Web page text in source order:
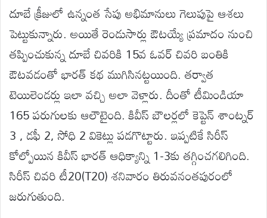
దూబే క్రీజులో ఉన్నంత సేపు అభిమానులు గెలుపుపై ఆశలు
పెట్టుకున్నారు. అయితే రెండుసార్లు ఔటయ్యే ప్రమాదం నుంచి
తప్పించుకున్న దూబే చివరికి 15వ ఓవర్ చివరి బంతికి
ఔటవడంతో భారత్ కథ ముగిసినట్టయింది. తర్వాత
టెయిలెండర్లు ఇలా వచ్చి అలా వెళ్లారు. దీంతో టీమిండియా
165 పరుగులకు ఆలౌటైంది. కివీస్ బౌలర్లలో కెప్టెన్ శాంట్నర్
3 , డఫీ 2, సోధి 2 వికెట్లు పడగొట్టారు. ఇప్పటికే సిరీస్
కోల్పోయిన కివీస్ భారత్ ఆధిక్యాన్ని 1-3కు తగ్గించగలిగింది.
సిరీస్ చివరి టీ20(T20) శనివారం తిరువనంతపురంలో
జరుగుతుంది.